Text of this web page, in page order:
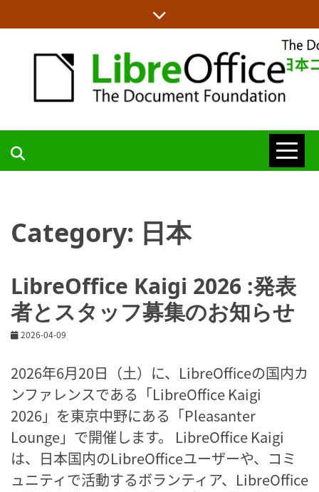
to
content
LIBREOFFICE
BLOG
Category: 日本
LibreOffice Kaigi 2026 :発表
者とスタッフ募集のお知らせ
2026-04-09
2026年6月20日（土）に、LibreOfficeの国内カ
ンファレンスである「LibreOffice Kaigi
2026」を東京中野にある「Pleasanter
Lounge」で開催します。 LibreOffice Kaigi
は、日本国内のLibreOfficeユーザーや、コミ
ュニティで活動するボランティア、LibreOffice